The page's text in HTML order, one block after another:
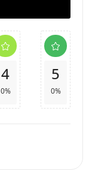
4
0%
5
0%